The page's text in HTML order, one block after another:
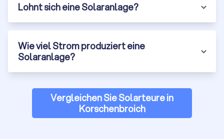
Lohnt sich eine Solaranlage?
Wie viel Strom produziert eine
Solaranlage?
Vergleichen Sie Solarteure in
Korschenbroich